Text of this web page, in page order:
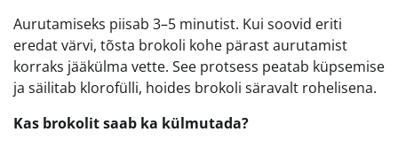
Aurutamiseks piisab 3–5 minutist. Kui soovid eriti
eredat värvi, tõsta brokoli kohe pärast aurutamist
korraks jääkülma vette. See protsess peatab küpsemise
ja säilitab klorofülli, hoides brokoli säravalt rohelisena.
Kas brokolit saab ka külmutada?